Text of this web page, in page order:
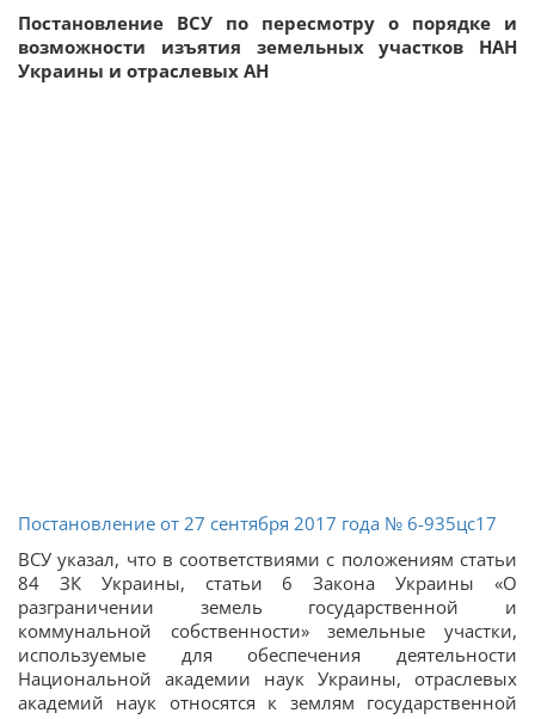
Постановление ВСУ по пересмотру о порядке и
возможности изъятия земельных участков НАН
Украины и отраслевых АН
Постановление от 27 сентября 2017 года № 6-935цс17
ВСУ указал, что в соответствиями с положениям статьи
84 ЗК Украины, статьи 6 Закона Украины «О
разграничении земель государственной и
коммунальной собственности» земельные участки,
используемые для обеспечения деятельности
Национальной академии наук Украины, отраслевых
академий наук относятся к землям государственной